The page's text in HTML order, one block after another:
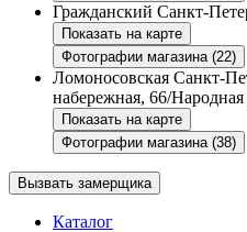
Гражданский Санкт-
Показать на карте
Фотографии магазина (22)
Ломоносовская Санкт-
набережная, 66/Народная
Показать на карте
Фотографии магазина (38)
Вызвать замерщика
Каталог